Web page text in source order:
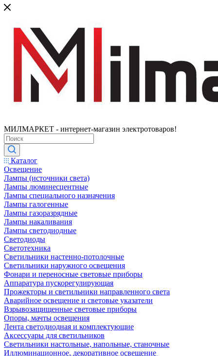
МИЛМАРКЕТ - интернет-магазин электротоваров!
Каталог
Освещение
Лампы (источники света)
Лампы люминесцентные
Лампы специального назначения
Лампы галогенные
Лампы газоразрядные
Лампы накаливания
Лампы светодиодные
Светодиоды
Светотехника
Светильники настенно-потолочные
Светильники наружного освещения
Фонари и переносные световые приборы
Аппаратура пускорегулирующая
Прожекторы и светильники направленного света
Аварийное освещение и световые указатели
Взрывозащищенные световые приборы
Опоры, мачты освещения
Лента светодиодная и комплектующие
Аксессуары для светильников
Светильники настольные, напольные, станочные
Иллюминационное, декоративное освещение